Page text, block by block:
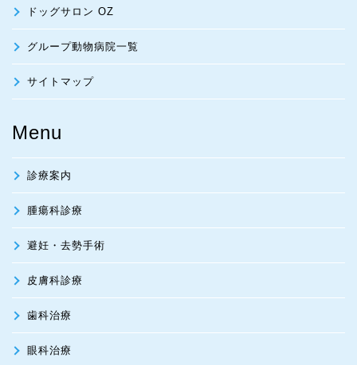
ドッグサロン OZ
グループ動物病院一覧
サイトマップ
Menu
診療案内
腫瘍科診療
避妊・去勢手術
皮膚科診療
歯科治療
眼科治療